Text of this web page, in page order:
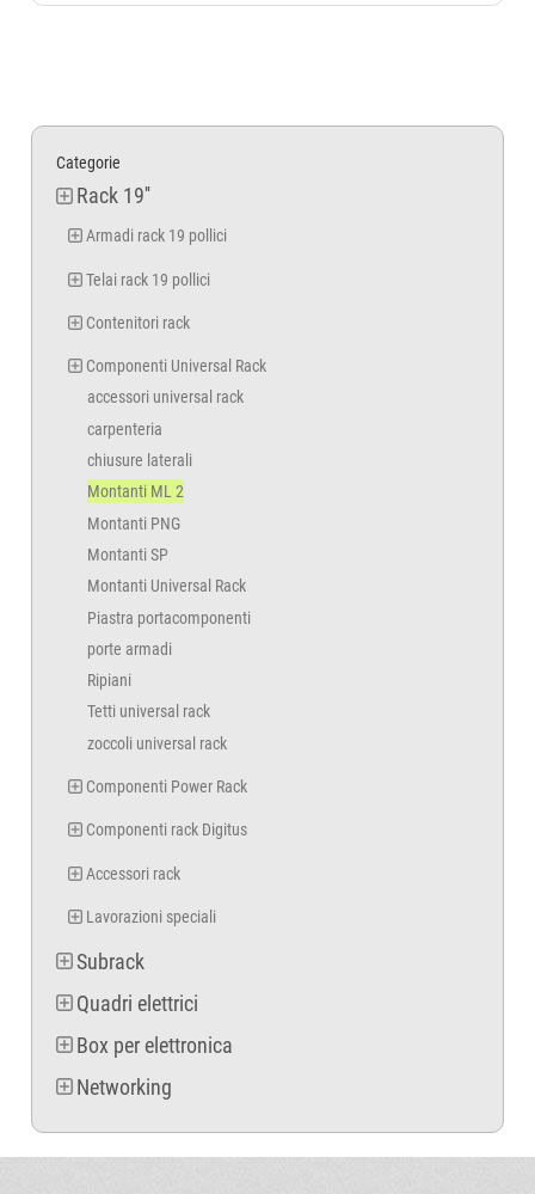
Categorie
Rack 19''
Armadi rack 19 pollici
Telai rack 19 pollici
Contenitori rack
Componenti Universal Rack
accessori universal rack
carpenteria
chiusure laterali
Montanti ML 2
Montanti PNG
Montanti SP
Montanti Universal Rack
Piastra portacomponenti
porte armadi
Ripiani
Tetti universal rack
zoccoli universal rack
Componenti Power Rack
Componenti rack Digitus
Accessori rack
Lavorazioni speciali
Subrack
Quadri elettrici
Box per elettronica
Networking